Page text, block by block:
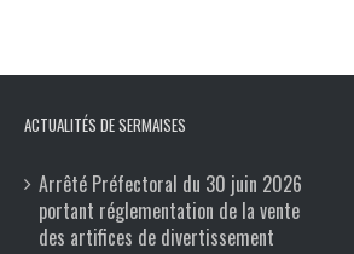
ACTUALITÉS DE SERMAISES
Arrêté Préfectoral du 30 juin 2026
portant réglementation de la vente
des artifices de divertissement